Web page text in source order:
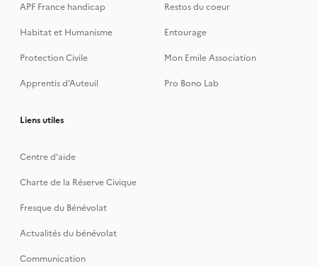
APF France handicap
Restos du coeur
Habitat et Humanisme
Entourage
Protection Civile
Mon Emile Association
Apprentis d’Auteuil
Pro Bono Lab
Liens utiles
Centre d'aide
Charte de la Réserve Civique
Fresque du Bénévolat
Actualités du bénévolat
Communication